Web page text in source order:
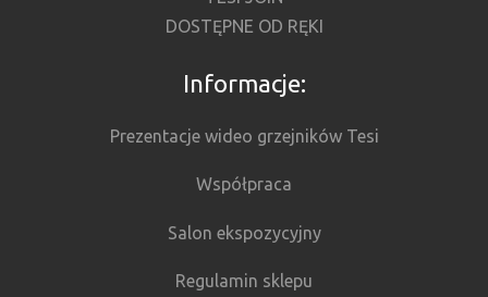
DOSTĘPNE OD RĘKI
Informacje:
Prezentacje wideo grzejników Tesi
Współpraca
Salon ekspozycyjny
Regulamin sklepu